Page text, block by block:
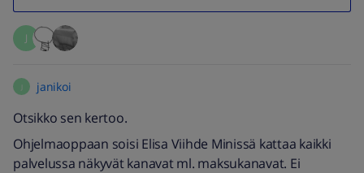
J
janikoi
Otsikko sen kertoo.
Ohjelmaoppaan soisi Elisa Viihde Minissä kattaa kaikki
palvelussa näkyvät kanavat ml. maksukanavat. Ei